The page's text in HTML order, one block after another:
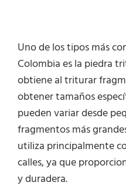
Uno de los tipos más
Colombia es la piedra
obtiene al triturar
obtener tamaños
pueden variar desde
fragmentos más
utiliza principalmente
calles, ya que
y duradera.